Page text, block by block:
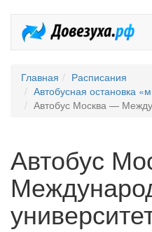
Главная
Расписания
Автобусная остановка
Автобус Москва —
Автобус